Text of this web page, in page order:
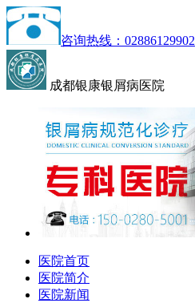
咨询热线：02886129902
成都银康银屑病医院
医院首页
医院简介
医院新闻